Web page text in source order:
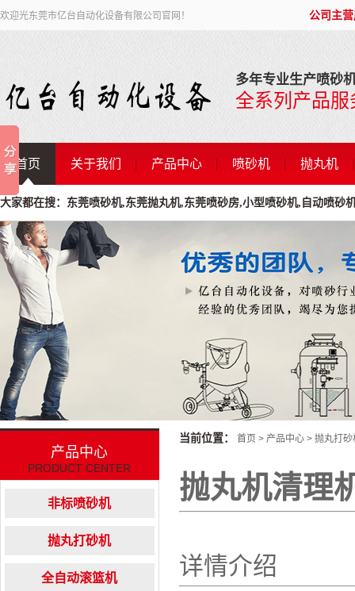
欢迎光东莞市亿台自动化设备有限公司官网！ 公司主
多年专业生产喷砂
全系列产品
首页 关于我们 产品中心 喷砂机 抛丸机
大家都在搜：东莞喷砂机,东莞抛丸机,东莞喷砂房,小型喷砂机,自动喷
当前位置： 首页 > 产品中心 > 抛丸打砂
抛丸机清理
详情介绍
产品中心
PRODUCT CENTER
非标喷砂机
抛丸打砂机
全自动滚篮机